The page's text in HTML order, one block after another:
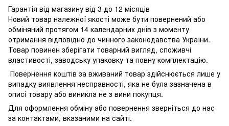
Гарантія від магазину від 3 до 12 місяців
Новий товар належної якості може бути повернений або
обміняний протягом 14 календарних днів з моменту
отримання відповідно до чинного законодавства України.
Товар повинен зберігати товарний вигляд, споживчі
властивості, заводську упаковку та повну комплектацію.
Повернення коштів за вживаний товар здійснюється лише у
випадку виявлення несправності, яка не була зазначена в
описі товару або виникла не з вини покупця.
Для оформлення обміну або повернення зверніться до нас
за контактами, вказаними на сайті.